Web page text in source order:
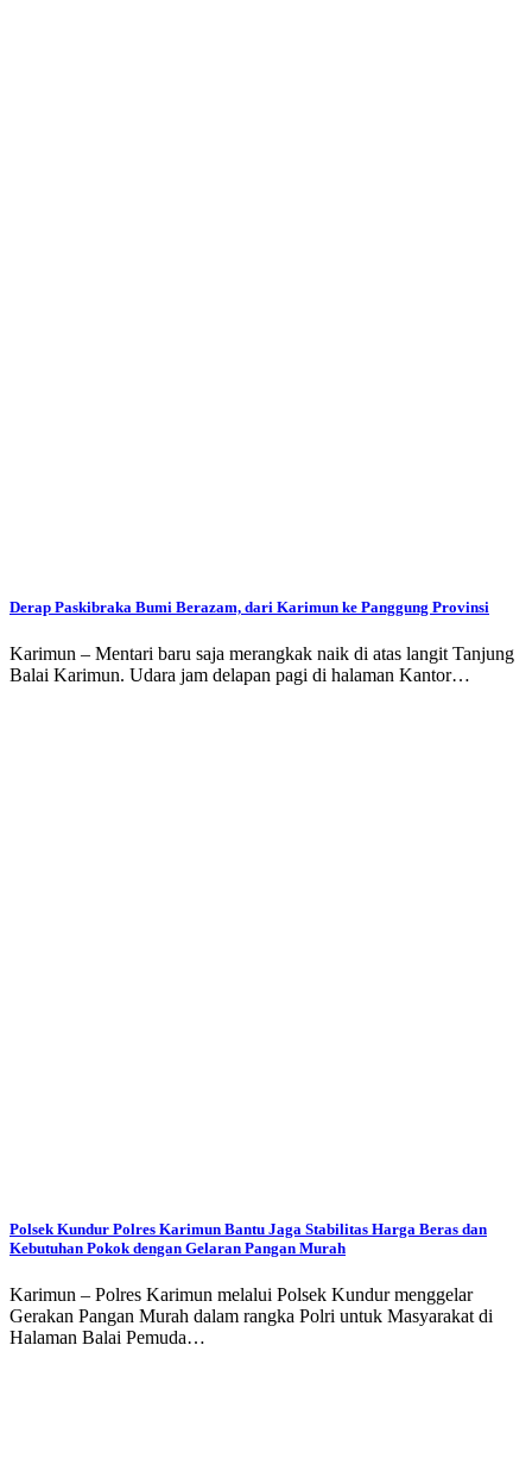
Derap Paskibraka Bumi Berazam, dari Karimun ke Panggung Provinsi
Karimun – Mentari baru saja merangkak naik di atas langit Tanjung
Balai Karimun. Udara jam delapan pagi di halaman Kantor…
Polsek Kundur Polres Karimun Bantu Jaga Stabilitas Harga Beras dan
Kebutuhan Pokok dengan Gelaran Pangan Murah
Karimun – Polres Karimun melalui Polsek Kundur menggelar
Gerakan Pangan Murah dalam rangka Polri untuk Masyarakat di
Halaman Balai Pemuda…